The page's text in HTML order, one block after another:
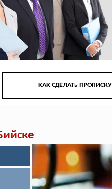
КАК СДЕЛАТЬ ПРОПИСКУ